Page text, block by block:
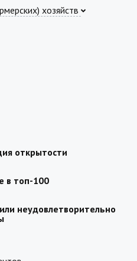
хозяйств
открытости
в топ-100
неудовлетворительно